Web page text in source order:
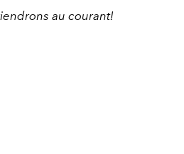
au courant!